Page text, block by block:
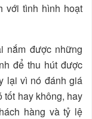
với tình hình hoạt
nắm được những
để thu hút được
lại vì nó đánh giá
tốt hay không, hay
hàng và tỷ lệ